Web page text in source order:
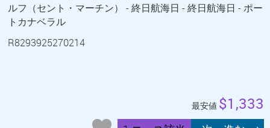
ルフ（セント・マーチン） - 終日航海日 - 終日航海日 - ポー
トカナベラル
R8293925270214
最安値 $1,333